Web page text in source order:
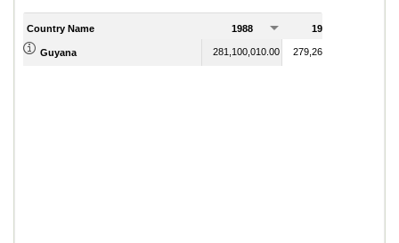
Country Name 1988 1989
Guyana 281,100,010.00 279,264,716.00